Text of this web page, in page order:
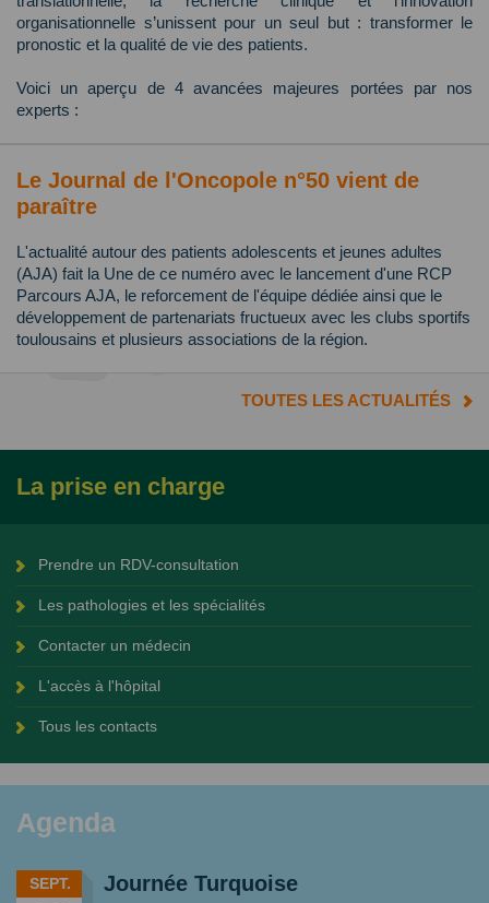
organisationnelle s’unissent pour un seul but : transformer le
pronostic et la qualité de vie des patients.
Voici un aperçu de 4 avancées majeures portées par nos
experts :
Le Journal de l'Oncopole n°50 vient de
paraître
L'actualité autour des patients adolescents et jeunes adultes
(AJA) fait la Une de ce numéro avec le lancement d'une RCP
Parcours AJA, le reforcement de l'équipe dédiée ainsi que le
développement de partenariats fructueux avec les clubs sportifs
toulousains et plusieurs associations de la région.
TOUTES LES ACTUALITÉS
La prise en charge
Prendre un RDV-consultation
Les pathologies et les spécialités
Contacter un médecin
L'accès à l'hôpital
Tous les contacts
Agenda
SEPT. Journée Turquoise